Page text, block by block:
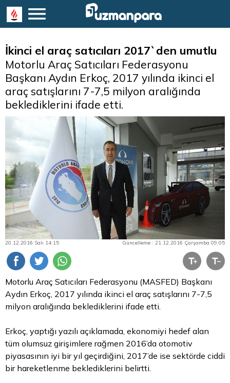
İkinci el araç satıcıları 2017`den umutlu
Motorlu Araç Satıcıları Federasyonu
Başkanı Aydın Erkoç, 2017 yılında ikinci el
araç satışlarını 7-7,5 milyon aralığında
beklediklerini ifade etti.
20.12.2016 Salı 14:15 Güncelleme : 21.12.2016 Çarşamba 09:05
Motorlu Araç Satıcıları Federasyonu (MASFED) Başkanı
Aydın Erkoç, 2017 yılında ikinci el araç satışlarını 7-7,5
milyon aralığında beklediklerini ifade etti.
Erkoç, yaptığı yazılı açıklamada, ekonomiyi hedef alan
tüm olumsuz girişimlere rağmen 2016’da otomotiv
piyasasının iyi bir yıl geçirdiğini, 2017’de ise sektörde ciddi
bir hareketlenme beklediklerini belirtti.